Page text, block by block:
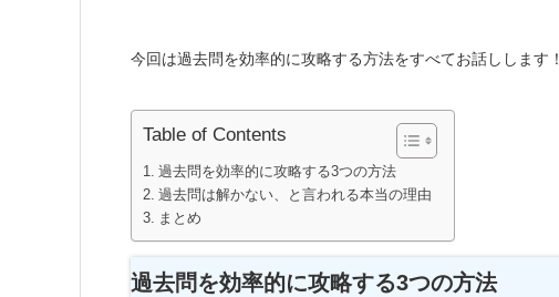
今回は過去問を効率的に攻略する方法をすべてお話しします！
Table of Contents
過去問を効率的に攻略する3つの方法
過去問は解かない、と言われる本当の理由
まとめ
過去問を効率的に攻略する3つの方法